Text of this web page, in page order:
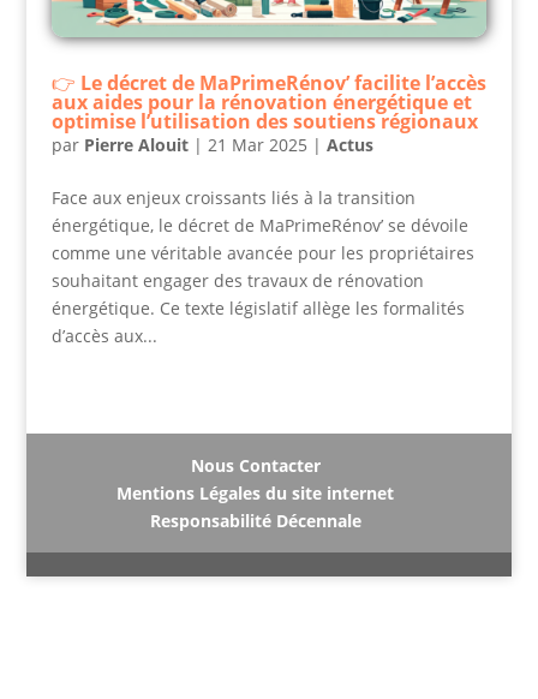
Le décret de MaPrimeRénov’ facilite l’accès
aux aides pour la rénovation énergétique et
optimise l’utilisation des soutiens régionaux
par Pierre Alouit| 21 Mar 2025 | Actus
Face aux enjeux croissants liés à la transition
énergétique, le décret de MaPrimeRénov’ se dévoile
comme une véritable avancée pour les propriétaires
souhaitant engager des travaux de rénovation
énergétique. Ce texte législatif allège les formalités
d’accès aux...
Nous Contacter
Mentions Légales du site internet
Responsabilité Décennale